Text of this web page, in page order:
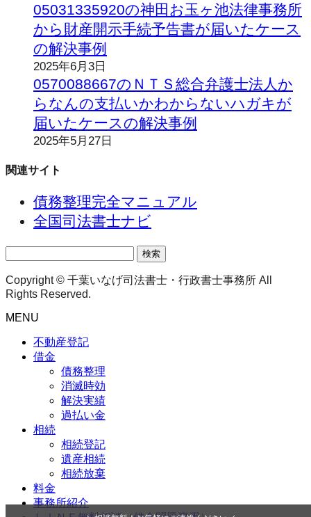
05031335920の神田お玉ヶ池法律事務所
から財産開示手続予告書が届いたケース
の解決事例
2025年6月3日
0570088667のＮＴＳ総合弁護士法人か
らなんの支払いかわからないハガキが
届いたケースの解決事例
2025年5月27日
関連サイト
債務整理完全マニュアル
全国司法書士ナビ
Copyright © 千葉いなげ司法書士・行政書士事務所 All
Rights Reserved.
MENU
不動産登記
借金
債務整理
消滅時効
解決実績
過払い金
相続
相続登記
遺産相続
相続放棄
料金
事務所紹介